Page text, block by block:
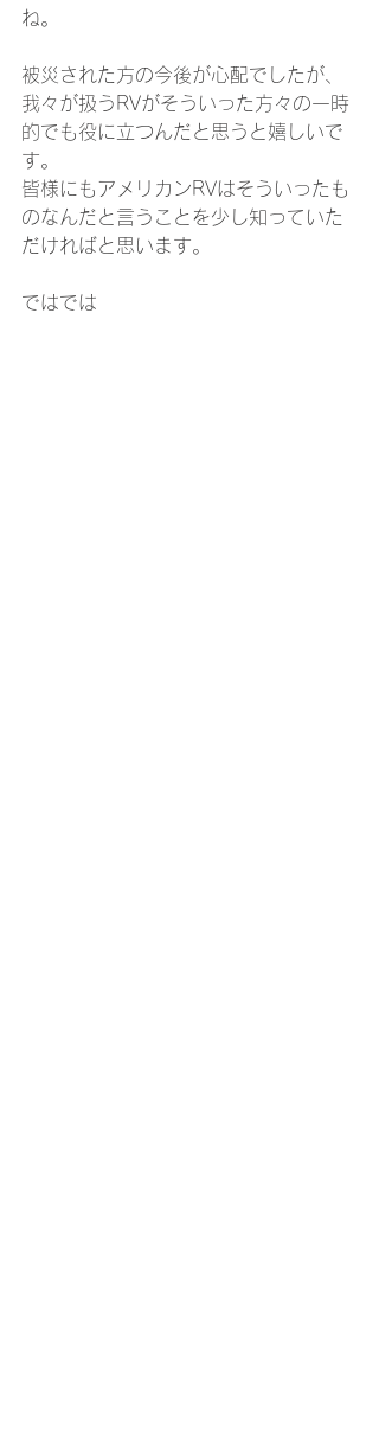
ね。
被災された方の今後が心配でしたが、
我々が扱うRVがそういった方々の一時
的でも役に立つんだと思うと嬉しいで
す。
皆様にもアメリカンRVはそういったも
のなんだと言うことを少し知っていた
だければと思います。
ではでは